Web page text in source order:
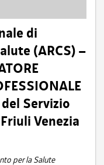
di
(ARCS) –
Servizio
Venezia
per la Salute